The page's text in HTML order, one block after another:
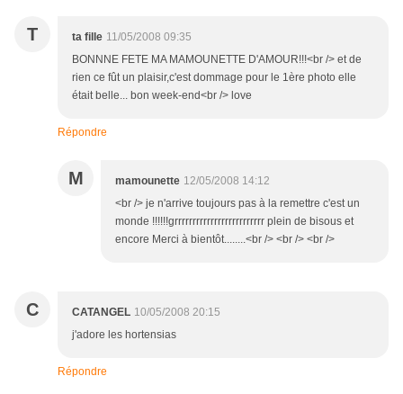
T ta fille 11/05/2008 09:35
BONNNE FETE MA MAMOUNETTE D'AMOUR!!!<br /> et de
rien ce fût un plaisir,c'est dommage pour le 1ère photo elle
était belle... bon week-end<br /> love
Répondre
M mamounette 12/05/2008 14:12
<br /> je n'arrive toujours pas à la remettre c'est un
monde !!!!!!grrrrrrrrrrrrrrrrrrrrrrrrr plein de bisous et
encore Merci à bientôt........<br /> <br /> <br />
C CATANGEL 10/05/2008 20:15
j'adore les hortensias
Répondre